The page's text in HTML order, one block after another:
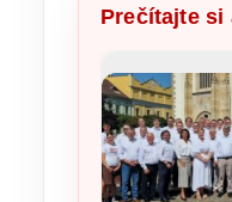
Prečítajte si